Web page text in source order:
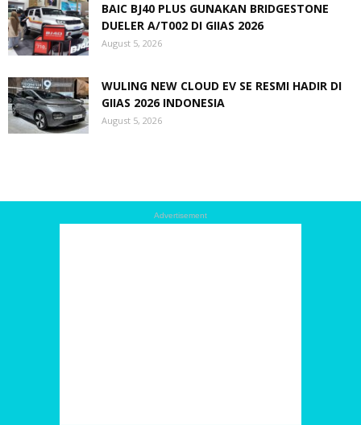
BAIC BJ40 PLUS GUNAKAN BRIDGESTONE
DUELER A/T002 DI GIIAS 2026
August 5, 2026
WULING NEW CLOUD EV SE RESMI HADIR DI
GIIAS 2026 INDONESIA
August 5, 2026
Advertisement